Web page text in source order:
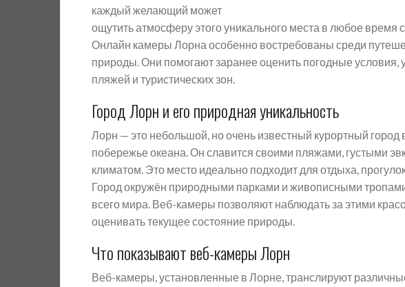
каждый желающий может
ощутить атмосферу этого уникального места в любое время
Онлайн камеры Лорна особенно востребованы среди
природы. Они помогают заранее оценить погодные условия,
пляжей и туристических зон.
Город Лорн и его природная уникальность
Лорн — это небольшой, но очень известный курортный
побережье океана. Он славится своими пляжами, густыми
климатом. Это место идеально подходит для отдыха,
Город окружён природными парками и живописными
всего мира. Веб-камеры позволяют наблюдать за этими
оценивать текущее состояние природы.
Что показывают веб-камеры Лорн
Веб-камеры, установленные в Лорне, транслируют